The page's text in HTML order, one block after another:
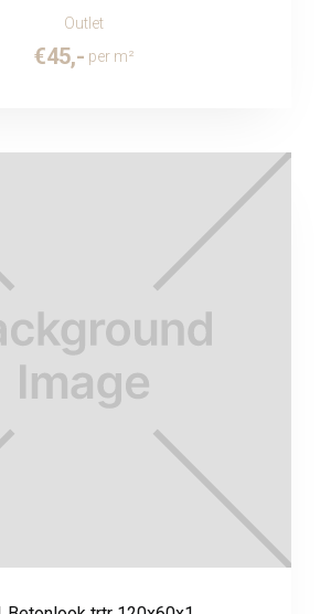
Outlet
€45,- per m²